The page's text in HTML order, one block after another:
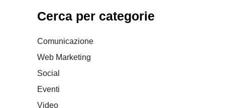
Cerca per categorie
Comunicazione
Web Marketing
Social
Eventi
Video